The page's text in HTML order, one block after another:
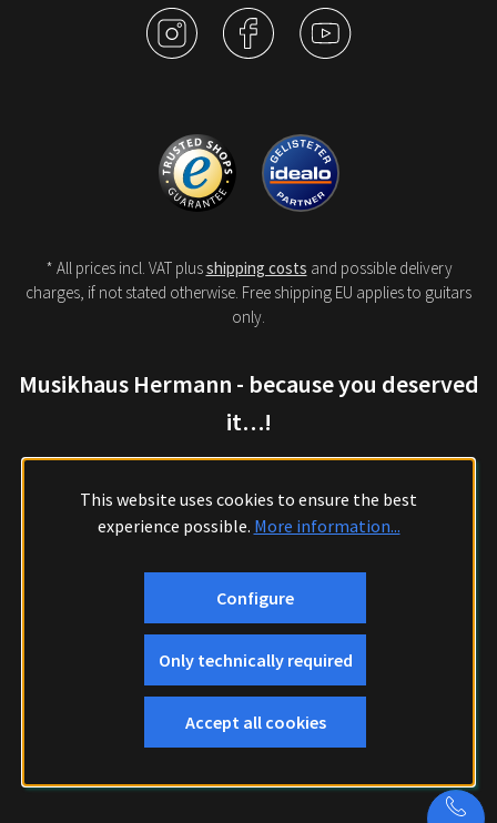
* All prices incl. VAT plusshipping costs and possible delivery
charges, if not stated otherwise. Free shipping EU applies to guitars
only.
Musikhaus Hermann - because you deserved
it…!
This website uses cookies to ensure the best
experience possible. More information...
Only technically required
Configure
Accept all cookies